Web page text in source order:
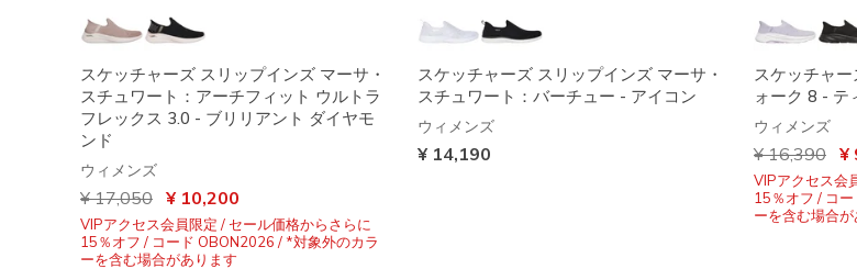
スケッチャーズ スリップインズ マーサ・
スチュワート：アーチフィット ウルトラ
フレックス 3.0 - ブリリアント ダイヤモ
ンド
ウィメンズ
からの値引き
¥ 17,050 から
¥ 10,200
VIPアクセス会員限定 / セール価格からさらに
15％オフ / コード OBON2026 / *対象外のカラ
ーを含む場合があります
スケッチャーズ スリップインズ マーサ・
スチュワート：バーチュー - アイコン
ウィメンズ
¥ 14,190
スケッチャ
ォーク 8 - テ
ウィメンズ
からの値引
¥ 16,390 か
¥
VIPアクセス会
15％オフ / コ
ーを含む場合